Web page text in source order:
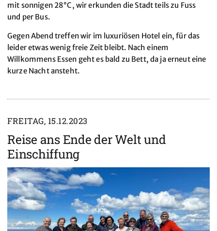
mit sonnigen 28°C, wir erkunden die Stadt teils zu Fuss
und per Bus.
Gegen Abend treffen wir im luxuriösen Hotel ein, für das
leider etwas wenig freie Zeit bleibt. Nach einem
Willkommens Essen geht es bald zu Bett, da ja erneut eine
kurze Nacht ansteht.
FREITAG, 15.12.2023
Reise ans Ende der Welt und
Einschiffung